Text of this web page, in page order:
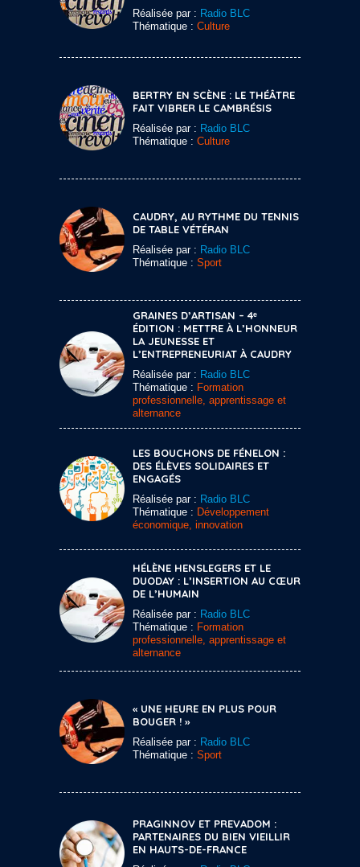
Réalisée par : Radio BLC
Thématique : Culture
BERTRY EN SCÈNE : LE THÉÂTRE
FAIT VIBRER LE CAMBRÉSIS
Réalisée par : Radio BLC
Thématique : Culture
CAUDRY, AU RYTHME DU TENNIS
DE TABLE VÉTÉRAN
Réalisée par : Radio BLC
Thématique : Sport
GRAINES D’ARTISAN – 4ᵉ
ÉDITION : METTRE À L’HONNEUR
LA JEUNESSE ET
L’ENTREPRENEURIAT À CAUDRY
Réalisée par : Radio BLC
Thématique : Formation
professionnelle, apprentissage et
alternance
LES BOUCHONS DE FÉNELON :
DES ÉLÈVES SOLIDAIRES ET
ENGAGÉS
Réalisée par : Radio BLC
Thématique : Développement
économique, innovation
HÉLÈNE HENSLEGERS ET LE
DUODAY : L’INSERTION AU CŒUR
DE L’HUMAIN
Réalisée par : Radio BLC
Thématique : Formation
professionnelle, apprentissage et
alternance
« UNE HEURE EN PLUS POUR
BOUGER ! »
Réalisée par : Radio BLC
Thématique : Sport
PRAGINNOV ET PREVADOM :
PARTENAIRES DU BIEN VIEILLIR
EN HAUTS-DE-FRANCE